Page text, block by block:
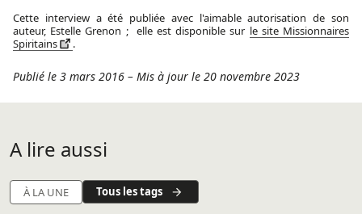
Cette interview a été publiée avec l'aimable autorisation de son
auteur, Estelle Grenon ; elle est disponible sur le site Missionnaires
Spiritains
.
Publié le 3 mars 2016 – Mis à jour le 20 novembre 2023
A lire aussi
À LA UNE Tous les tags